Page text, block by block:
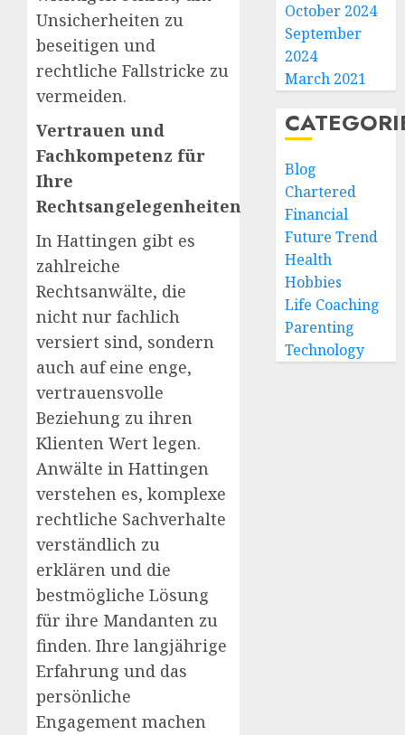
Unsicherheiten zu
beseitigen und
rechtliche Fallstricke zu
vermeiden.
Vertrauen und
Fachkompetenz für
Ihre
Rechtsangelegenheiten
In Hattingen gibt es
zahlreiche
Rechtsanwälte, die
nicht nur fachlich
versiert sind, sondern
auch auf eine enge,
vertrauensvolle
Beziehung zu ihren
Klienten Wert legen.
Anwälte in Hattingen
verstehen es, komplexe
rechtliche Sachverhalte
verständlich zu
erklären und die
bestmögliche Lösung
für ihre Mandanten zu
finden. Ihre langjährige
Erfahrung und das
persönliche
Engagement machen
October 2024
September
2024
March 2021
Blog
Chartered
Financial
Future Trend
Health
Hobbies
Life Coaching
Parenting
Technology